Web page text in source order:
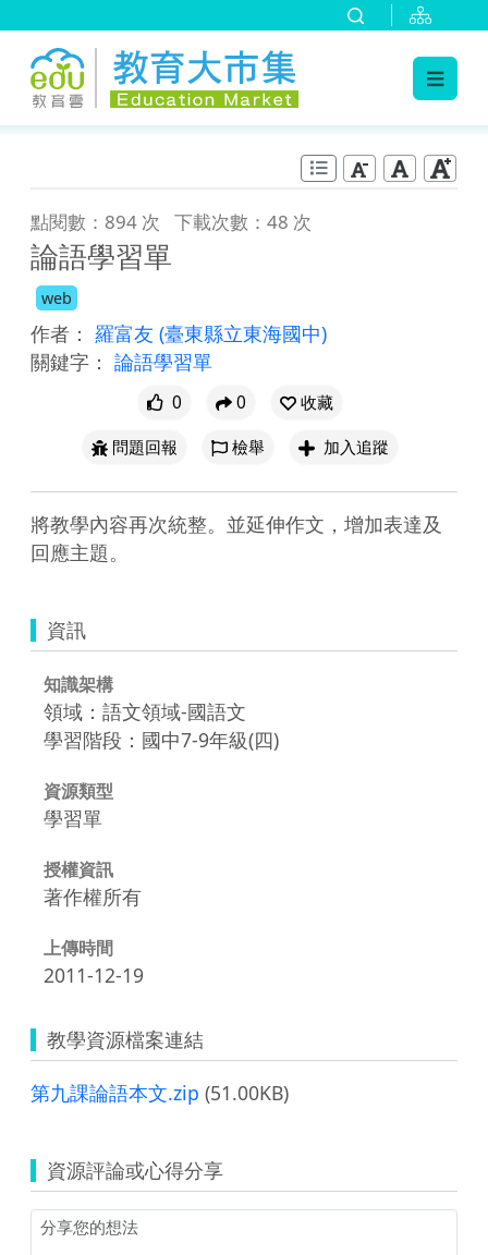
點閱數：894 次 下載次數：48 次
論語學習單
web
作者： 羅富友 (臺東縣立東海國中)
關鍵字： 論語學習單
0 0
收藏
問題回報
檢舉 加入追蹤
將教學內容再次統整。並延伸作文，增加表達及
回應主題。
資訊
知識架構
領域：語文領域-國語文
學習階段：國中7-9年級(四)
資源類型
學習單
授權資訊
著作權所有
上傳時間
2011-12-19
教學資源檔案連結
第九課論語本文.zip (51.00KB)
資源評論或心得分享